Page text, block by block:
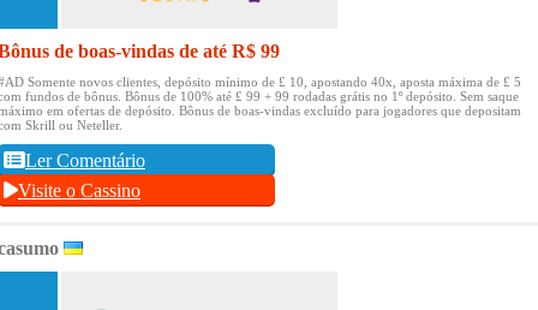
de boas-vindas de até R$ 99
Somente novos clientes, depósito mínimo de £ 10, apostando 40x, aposta máxima de £ 5
fundos de bônus. Bônus de 100% até £ 99 + 99 rodadas grátis no 1º depósito. Sem saque
em ofertas de depósito. Bônus de boas-vindas excluído para jogadores que depositam
Skrill ou Neteller.
Ler Comentário
Visite o Cassino